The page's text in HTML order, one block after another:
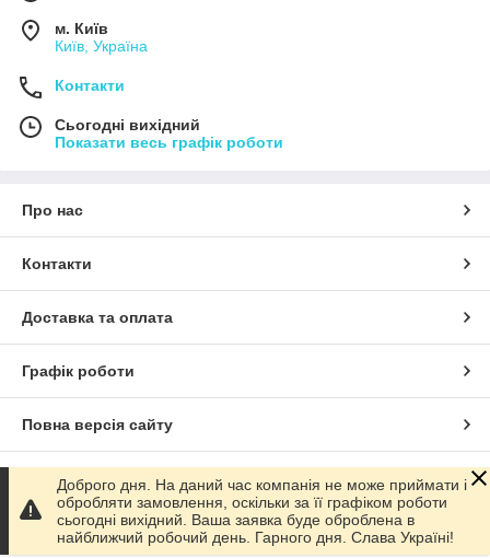
м. Київ
Київ, Україна
Контакти
Сьогодні вихідний
Показати весь графік роботи
Про нас
Контакти
Доставка та оплата
Графік роботи
Повна версія сайту
Сайт створено на маркетплейсі Prom.ua
Політика конфіденційності
Доброго дня. На даний час компанія не може приймати і
обробляти замовлення, оскільки за її графіком роботи
сьогодні вихідний. Ваша заявка буде оброблена в
найближчий робочий день. Гарного дня. Слава Україні!